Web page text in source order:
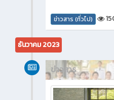
ข่าวสาร (ทั่วไป)
ธันวาคม 2023
ข่าวสาร